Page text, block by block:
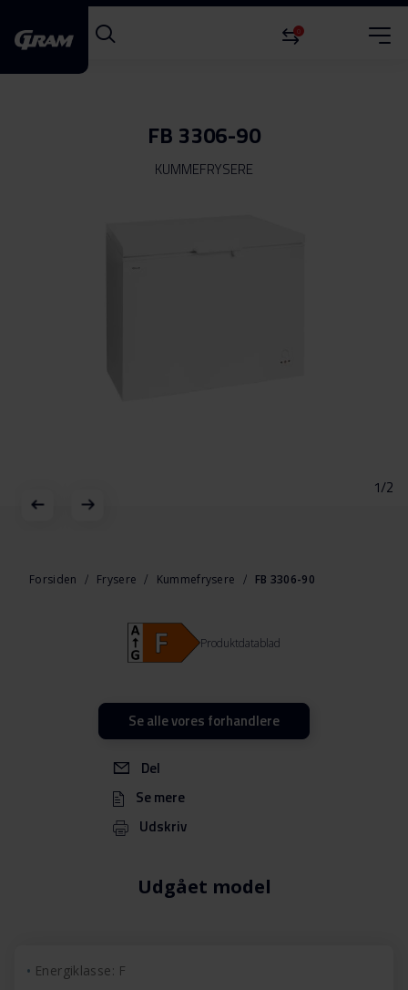
0
FB 3306-90
KUMMEFRYSERE
1/2
starten
Forsiden Frysere Kummefrysere FB 3306-90
Udgået model
Del
Se mere
Udskriv
Produktdatablad
Se alle vores forhandlere
Energiklasse: F